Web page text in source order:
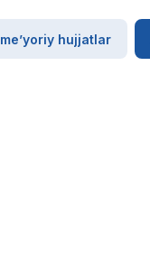
hujjatlar